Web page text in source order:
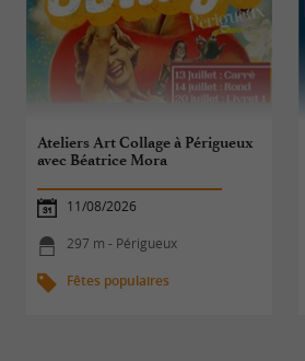
Ateliers Art Collage à Périgueux
avec Béatrice Mora
11/08/2026
297 m - Périgueux
Fêtes populaires